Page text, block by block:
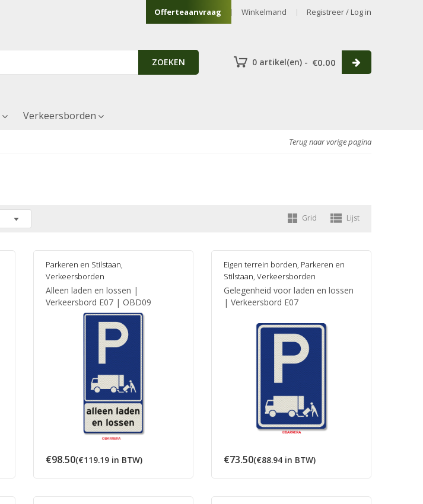
Offerteaanvraag Winkelmand Registreer / Log in
ZOEKEN 0 artikel(en) - €0.00
Verkeersborden
Terug naar vorige pagina
Grid Lijst
Parkeren en Stilstaan,
Verkeersborden
Alleen laden en lossen |
Verkeersbord E07 | OBD09
€98.50(€119.19in BTW)
Eigen terrein borden, Parkeren en
Stilstaan, Verkeersborden
Gelegenheid voor laden en lossen
| Verkeersbord E07
€73.50(€88.94in BTW)